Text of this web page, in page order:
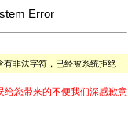
Error
有非法字符，已经被系统拒绝
给您带来的不便我们深感歉意